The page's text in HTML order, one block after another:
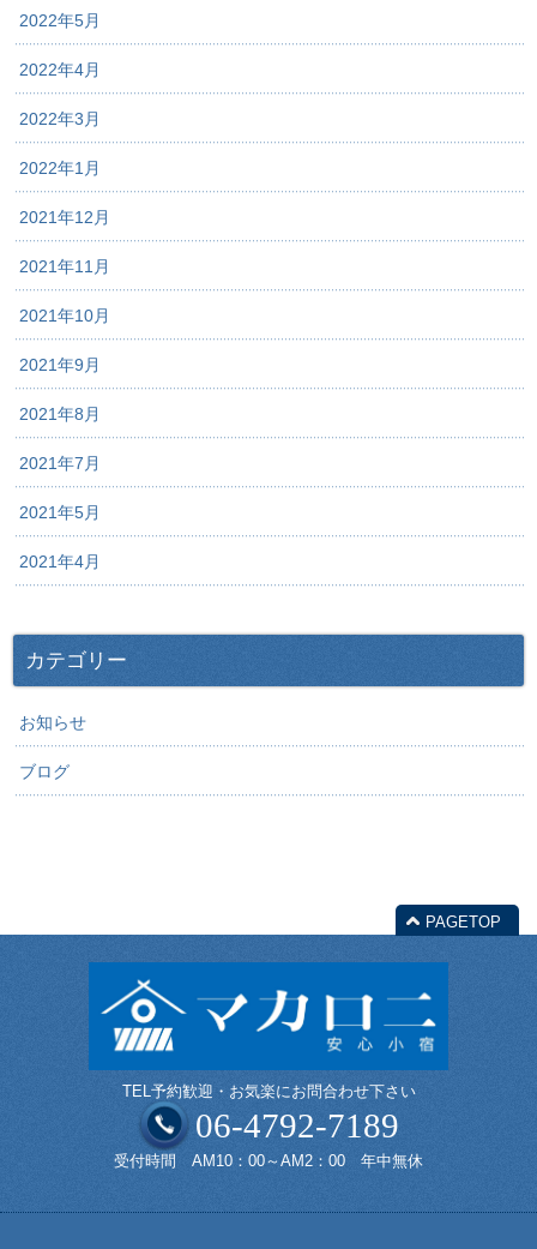
2022年5月
2022年4月
2022年3月
2022年1月
2021年12月
2021年11月
2021年10月
2021年9月
2021年8月
2021年7月
2021年5月
2021年4月
カテゴリー
お知らせ
ブログ
PAGETOP
TEL予約歓迎・お気楽にお問合わせ下さい
06-4792-7189
受付時間 AM10：00～AM2：00 年中無休